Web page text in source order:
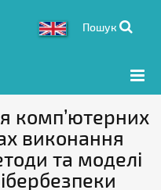
Пошук
комп’ютерних
виконання
та моделі